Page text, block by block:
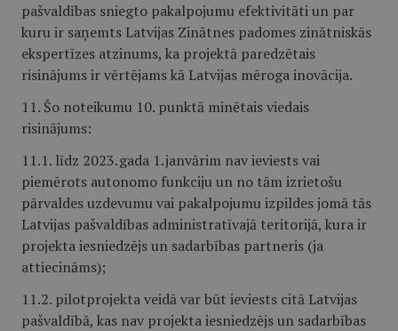
pašvaldības sniegto pakalpojumu efektivitāti un par
kuru ir saņemts Latvijas Zinātnes padomes zinātniskās
ekspertīzes atzinums, ka projektā paredzētais
risinājums ir vērtējams kā Latvijas mēroga inovācija.
11. Šo noteikumu 10. punktā minētais viedais
risinājums:
11.1. līdz 2023. gada 1. janvārim nav ieviests vai
piemērots autonomo funkciju un no tām izrietošu
pārvaldes uzdevumu vai pakalpojumu izpildes jomā tās
Latvijas pašvaldības administratīvajā teritorijā, kura ir
projekta iesniedzējs un sadarbības partneris (ja
attiecināms);
11.2. pilotprojekta veidā var būt ieviests citā Latvijas
pašvaldībā, kas nav projekta iesniedzējs un sadarbības